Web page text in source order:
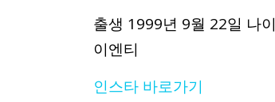
출생 1999년 9월 22일 나
이엔티
인스타 바로가기